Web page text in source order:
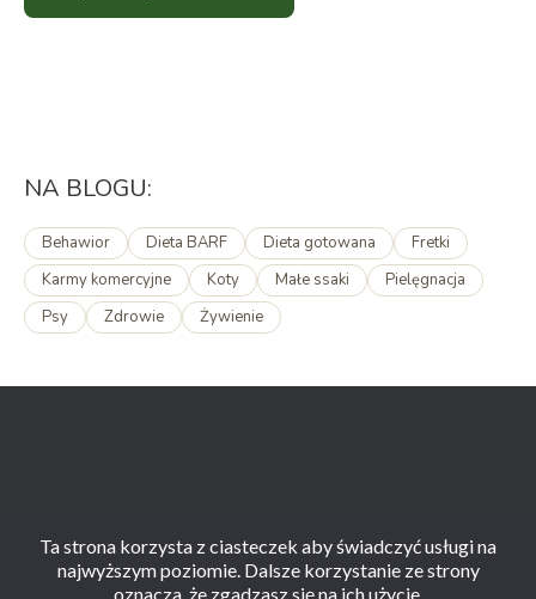
NA BLOGU:
Behawior Dieta BARF Dieta gotowana
Fretki
Karmy komercyjne
Koty Małe ssaki
Pielęgnacja
Psy
Zdrowie Żywienie
Ta strona korzysta z ciasteczek aby świadczyć usługi na
najwyższym poziomie. Dalsze korzystanie ze strony
oznacza, że zgadzasz się na ich użycie.